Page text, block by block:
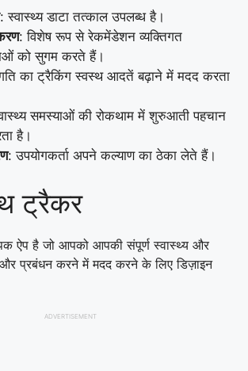
: स्वास्थ्य डाटा तत्काल उपलब्ध है।
: विशेष रूप से रेकमेंडेशन व्यक्तिगत
को सुगम करते हैं।
का ट्रैकिंग स्वस्थ आदतें बढ़ाने में मदद करता
समस्याओं की रोकथाम में शुरुआती पहचान
है।
: उपयोगकर्ता अपने कल्याण का ठेका लेते हैं।
ट्रैकर
ऐप है जो आपको आपकी संपूर्ण स्वास्थ्य और
और प्रबंधन करने में मदद करने के लिए डिज़ाइन
ADVERTISEMENT